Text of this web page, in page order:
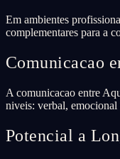
Em ambientes
complementares para a
Comunicacao
A comunicacao entre
niveis: verbal, emocional
Potencial a